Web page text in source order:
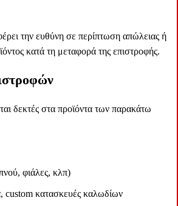
την ευθύνη σε περίπτωση απώλειας ή
κατά τη μεταφορά της επιστροφής.
δεκτές στα προϊόντα των παρακάτω
φιάλες, κλπ)
custom κατασκευές καλωδίων